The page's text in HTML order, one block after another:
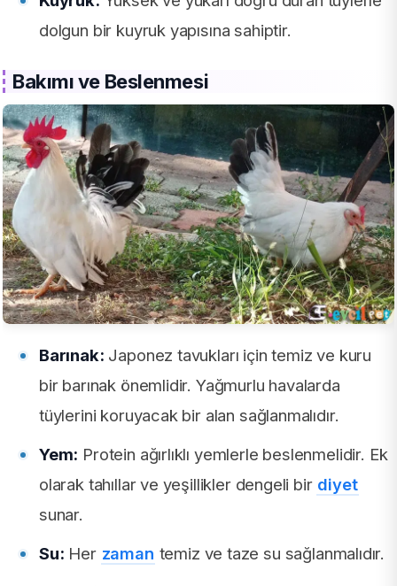
dolgun bir kuyruk yapısına sahiptir.
Bakımı ve Beslenmesi
Barınak: Japonez tavukları için temiz ve kuru
bir barınak önemlidir. Yağmurlu havalarda
tüylerini koruyacak bir alan sağlanmalıdır.
Yem: Protein ağırlıklı yemlerle beslenmelidir. Ek
olarak tahıllar ve yeşillikler dengeli bir diyet
sunar.
Su: Her zaman temiz ve taze su sağlanmalıdır.